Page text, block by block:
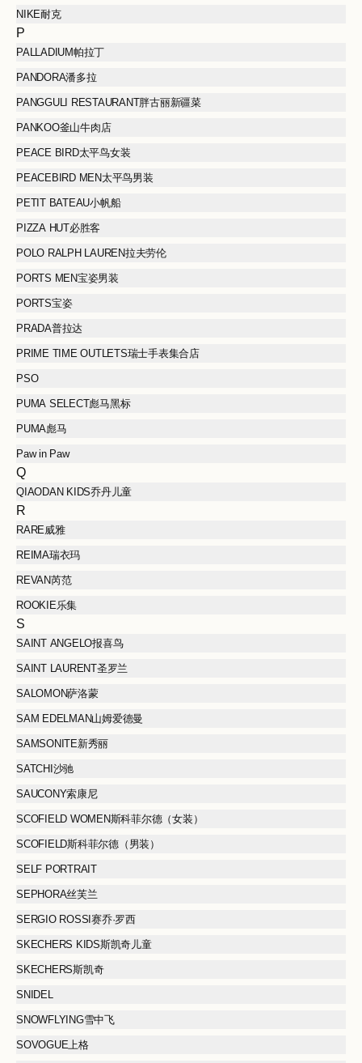
NIKE耐克
P
PALLADIUM帕拉丁
PANDORA潘多拉
PANGGULI RESTAURANT胖古丽新疆菜
PANKOO釜山牛肉店
PEACE BIRD太平鸟女装
PEACEBIRD MEN太平鸟男装
PETIT BATEAU小帆船
PIZZA HUT必胜客
POLO RALPH LAUREN拉夫劳伦
PORTS MEN宝姿男装
PORTS宝姿
PRADA普拉达
PRIME TIME OUTLETS瑞士手表集合店
PSO
PUMA SELECT彪马黑标
PUMA彪马
Paw in Paw
Q
QIAODAN KIDS乔丹儿童
R
RARE威雅
REIMA瑞衣玛
REVAN芮范
ROOKIE乐集
S
SAINT ANGELO报喜鸟
SAINT LAURENT圣罗兰
SALOMON萨洛蒙
SAM EDELMAN山姆爱德曼
SAMSONITE新秀丽
SATCHI沙驰
SAUCONY索康尼
SCOFIELD WOMEN斯科菲尔德（女装）
SCOFIELD斯科菲尔德（男装）
SELF PORTRAIT
SEPHORA丝芙兰
SERGIO ROSSI赛乔·罗西
SKECHERS KIDS斯凯奇儿童
SKECHERS斯凯奇
SNIDEL
SNOWFLYING雪中飞
SOVOGUE上格